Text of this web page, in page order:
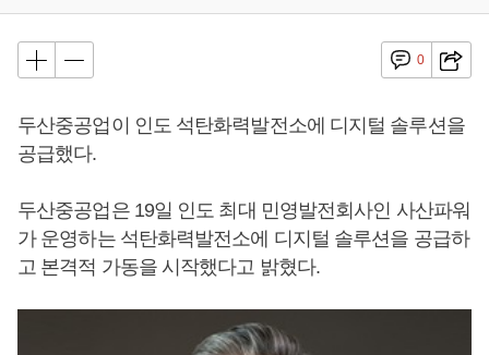
0
두산중공업이 인도 석탄화력발전소에 디지털 솔루션을
공급했다.
두산중공업은 19일 인도 최대 민영발전회사인 사산파워
가 운영하는 석탄화력발전소에 디지털 솔루션을 공급하
고 본격적 가동을 시작했다고 밝혔다.